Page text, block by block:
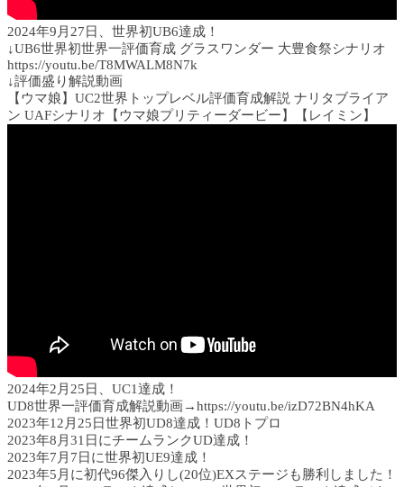
2024年9月27日、世界初UB6達成！
↓UB6世界初世界一評価育成 グラスワンダー 大豊食祭シナリオ
https://youtu.be/T8MWALM8N7k
↓評価盛り解説動画
【ウマ娘】UC2世界トップレベル評価育成解説 ナリタブライア
ン UAFシナリオ【ウマ娘プリティーダービー】【レイミン】
2024年2月25日、UC1達成！
UD8世界一評価育成解説動画→https://youtu.be/izD72BN4hKA
2023年12月25日世界初UD8達成！UD8トプロ
2023年8月31日にチームランクUD達成！
2023年7月7日に世界初UE9達成！
2023年5月に初代96傑入りし(20位)EXステージも勝利しました！